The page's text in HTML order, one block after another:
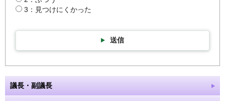
3：見つけにくかった
送信
議長・副議長